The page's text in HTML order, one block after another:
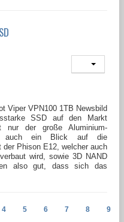
SSD auf den Markt
nur der große Aluminium-
auch ein Blick auf die
Phison E12, welcher auch
wird, sowie 3D NAND
also gut, dass sich das
4 5 6 7 8 9